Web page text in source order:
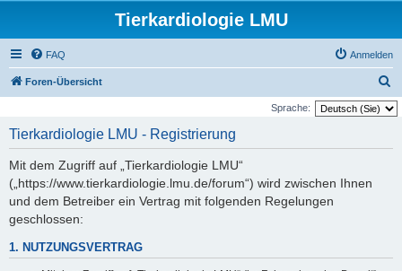
Tierkardiologie LMU
FAQ Anmelden
Foren-Übersicht
u
Sprache:
Tierkardiologie LMU - Registrierung
Mit dem Zugriff auf „Tierkardiologie LMU“
(„https://www.tierkardiologie.lmu.de/forum“) wird zwischen Ihnen
und dem Betreiber ein Vertrag mit folgenden Regelungen
geschlossen:
1. NUTZUNGSVERTRAG